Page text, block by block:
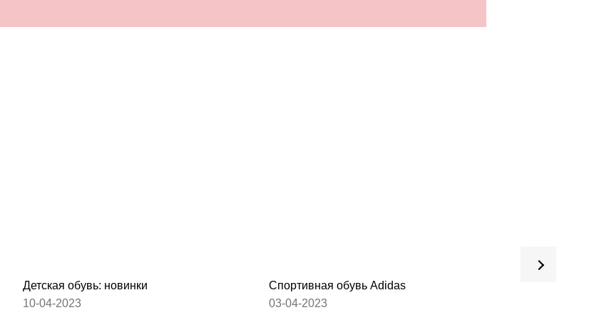
Детская обувь: новинки
10-04-2023
Спортивная обувь Adidas
03-04-2023